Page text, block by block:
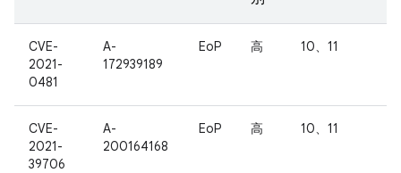
CVE-
2021-
0481
A-
172939189
EoP 高 10、11
CVE-
2021-
39706
A-
200164168
EoP 高 10、11